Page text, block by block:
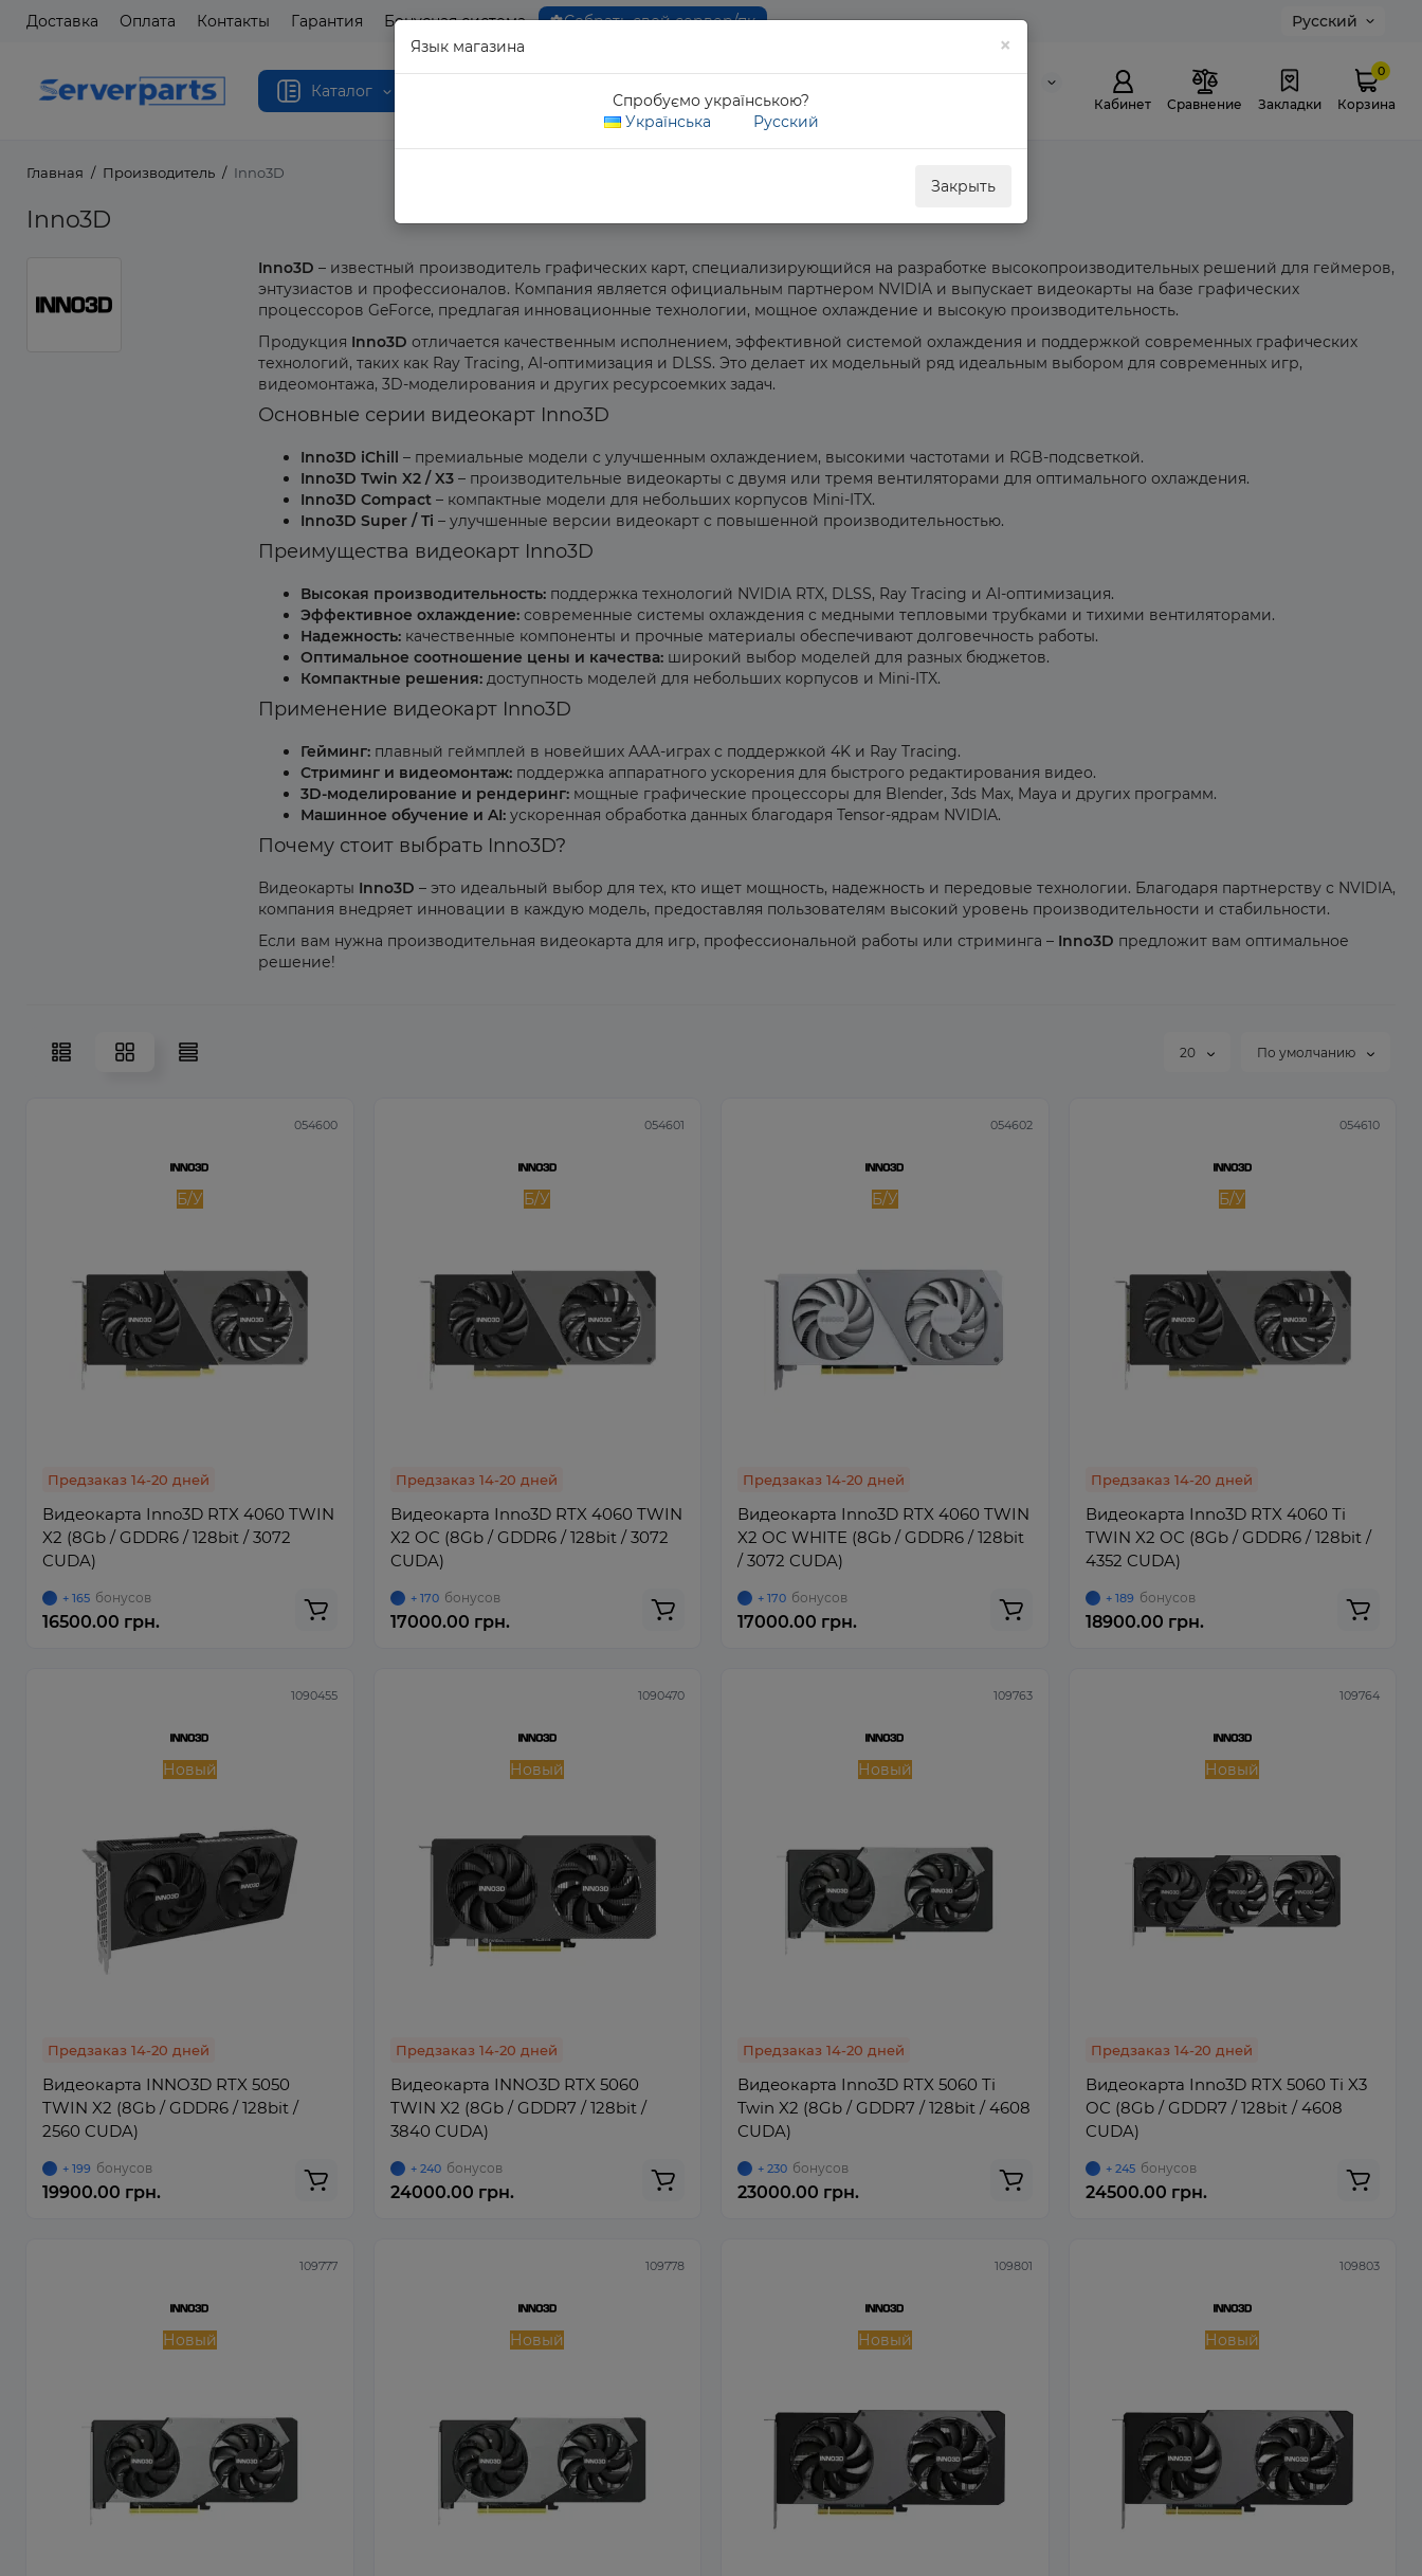
Доставка Оплата Контакты Гарантия Бонусная система Собрать свой сервер/пк Русский
Каталог
0 800 311 307
Кабинет Сравнение Закладки
0
Корзина
Главная Производитель Inno3D
×
Язык магазина
Спробуємо українською?
Українська
Русский
Закрыть
Inno3D
Inno3D – известный производитель графических карт, специализирующийся на разработке высокопроизводительных решений для геймеров,
энтузиастов и профессионалов. Компания является официальным партнером NVIDIA и выпускает видеокарты на базе графических
процессоров GeForce, предлагая инновационные технологии, мощное охлаждение и высокую производительность.
Продукция Inno3D отличается качественным исполнением, эффективной системой охлаждения и поддержкой современных графических
технологий, таких как Ray Tracing, AI-оптимизация и DLSS. Это делает их модельный ряд идеальным выбором для современных игр,
видеомонтажа, 3D-моделирования и других ресурсоемких задач.
Основные серии видеокарт Inno3D
Inno3D iChill – премиальные модели с улучшенным охлаждением, высокими частотами и RGB-подсветкой.
Inno3D Twin X2 / X3 – производительные видеокарты с двумя или тремя вентиляторами для оптимального охлаждения.
Inno3D Compact – компактные модели для небольших корпусов Mini-ITX.
Inno3D Super / Ti – улучшенные версии видеокарт с повышенной производительностью.
Преимущества видеокарт Inno3D
Высокая производительность: поддержка технологий NVIDIA RTX, DLSS, Ray Tracing и AI-оптимизация.
Эффективное охлаждение: современные системы охлаждения с медными тепловыми трубками и тихими вентиляторами.
Надежность: качественные компоненты и прочные материалы обеспечивают долговечность работы.
Оптимальное соотношение цены и качества: широкий выбор моделей для разных бюджетов.
Компактные решения: доступность моделей для небольших корпусов и Mini-ITX.
Применение видеокарт Inno3D
Гейминг: плавный геймплей в новейших AAA-играх с поддержкой 4K и Ray Tracing.
Стриминг и видеомонтаж: поддержка аппаратного ускорения для быстрого редактирования видео.
3D-моделирование и рендеринг: мощные графические процессоры для Blender, 3ds Max, Maya и других программ.
Машинное обучение и AI: ускоренная обработка данных благодаря Tensor-ядрам NVIDIA.
Почему стоит выбрать Inno3D?
Видеокарты Inno3D – это идеальный выбор для тех, кто ищет мощность, надежность и передовые технологии. Благодаря партнерству с NVIDIA,
компания внедряет инновации в каждую модель, предоставляя пользователям высокий уровень производительности и стабильности.
Если вам нужна производительная видеокарта для игр, профессиональной работы или стриминга – Inno3D предложит вам оптимальное
решение!
20 По умолчанию
054600
Б/У
Предзаказ 14-20 дней
Видеокарта Inno3D RTX 4060 TWIN
X2 (8Gb / GDDR6 / 128bit / 3072
CUDA)
+ 165 бонусов
16500.00 грн.
054601
Б/У
Предзаказ 14-20 дней
Видеокарта Inno3D RTX 4060 TWIN
X2 OC (8Gb / GDDR6 / 128bit / 3072
CUDA)
+ 170 бонусов
17000.00 грн.
054602
Б/У
Предзаказ 14-20 дней
Видеокарта Inno3D RTX 4060 TWIN
X2 OC WHITE (8Gb / GDDR6 / 128bit
/ 3072 CUDA)
+ 170 бонусов
17000.00 грн.
054610
Б/У
Предзаказ 14-20 дней
Видеокарта Inno3D RTX 4060 Ti
TWIN X2 OC (8Gb / GDDR6 / 128bit /
4352 CUDA)
+ 189 бонусов
18900.00 грн.
1090455
Новый
Предзаказ 14-20 дней
Видеокарта INNO3D RTX 5050
TWIN X2 (8Gb / GDDR6 / 128bit /
2560 CUDA)
+ 199 бонусов
19900.00 грн.
1090470
Новый
Предзаказ 14-20 дней
Видеокарта INNO3D RTX 5060
TWIN X2 (8Gb / GDDR7 / 128bit /
3840 CUDA)
+ 240 бонусов
24000.00 грн.
109763
Новый
Предзаказ 14-20 дней
Видеокарта Inno3D RTX 5060 Ti
Twin X2 (8Gb / GDDR7 / 128bit / 4608
CUDA)
+ 230 бонусов
23000.00 грн.
109764
Новый
Предзаказ 14-20 дней
Видеокарта Inno3D RTX 5060 Ti X3
OC (8Gb / GDDR7 / 128bit / 4608
CUDA)
+ 245 бонусов
24500.00 грн.
109777
Новый
109778
Новый
109801
Новый
109803
Новый